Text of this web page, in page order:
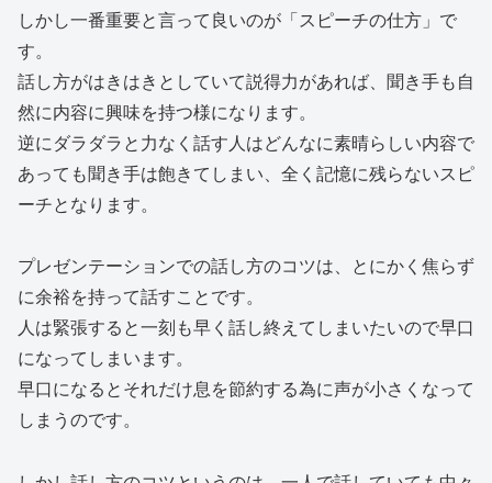
しかし一番重要と言って良いのが「スピーチの仕方」で
す。
話し方がはきはきとしていて説得力があれば、聞き手も自
然に内容に興味を持つ様になります。
逆にダラダラと力なく話す人はどんなに素晴らしい内容で
あっても聞き手は飽きてしまい、全く記憶に残らないスピ
ーチとなります。
プレゼンテーションでの話し方のコツは、とにかく焦らず
に余裕を持って話すことです。
人は緊張すると一刻も早く話し終えてしまいたいので早口
になってしまいます。
早口になるとそれだけ息を節約する為に声が小さくなって
しまうのです。